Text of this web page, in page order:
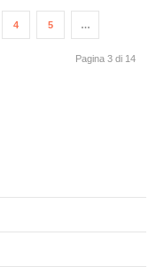
4 5 …
Pagina 3 di 14